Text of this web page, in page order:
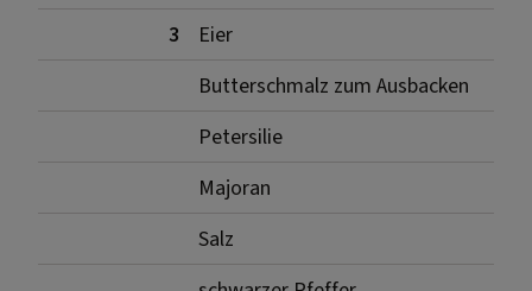
3
Eier
Butterschmalz zum Ausbacken
Petersilie
Majoran
Salz